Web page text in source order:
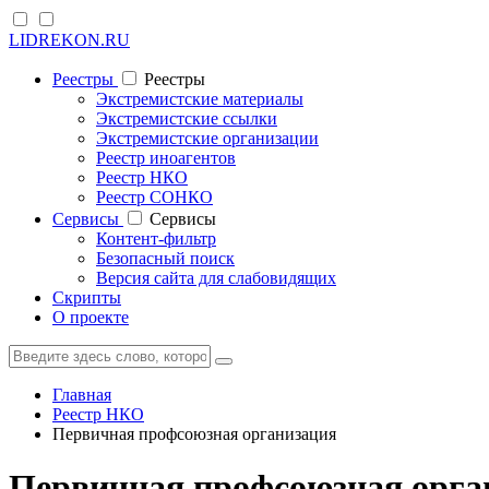
LIDREKON.RU
Реестры
Реестры
Экстремистские материалы
Экстремистские ссылки
Экстремистские организации
Реестр иноагентов
Реестр НКО
Реестр СОНКО
Cервисы
Cервисы
Контент-фильтр
Безопасный поиск
Версия сайта для слабовидящих
Скрипты
О проекте
Главная
Реестр НКО
Первичная профсоюзная организация